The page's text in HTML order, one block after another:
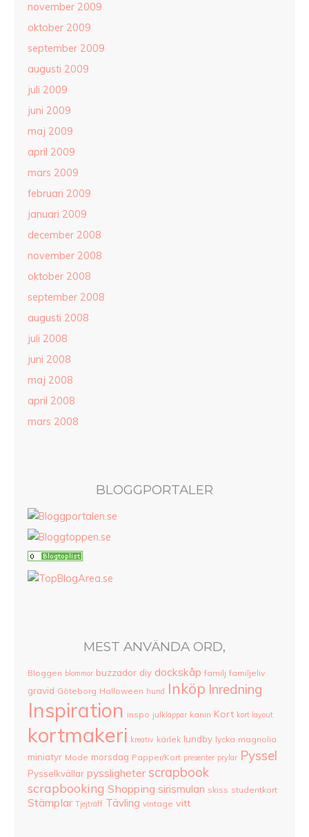
november 2009
oktober 2009
september 2009
augusti 2009
juli 2009
juni 2009
maj 2009
april 2009
mars 2009
februari 2009
januari 2009
december 2008
november 2008
oktober 2008
september 2008
augusti 2008
juli 2008
juni 2008
maj 2008
april 2008
mars 2008
BLOGGPORTALER
MEST ANVÄNDA ORD,
Bloggen blommor buzzador diy dockskåp familj familjeliv
gravid Göteborg Halloween hund Inköp Inredning
Inspiration inspo julklappar kanin Kort kort layout
kortmakeri kreativ kärlek lundby lycka magnolia
miniatyr Mode morsdag Papper/Kort presenter prylar Pyssel
Pysselkvällar pyssligheter scrapbook
scrapbooking Shopping sirismulan skiss studentkort
Stämplar Tjejträff Tävling vintage vitt